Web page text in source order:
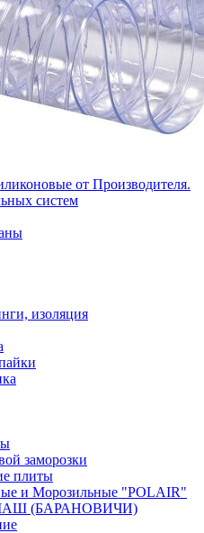
от Производителя.
систем
изоляция
заморозки
плиты
и Морозильные "POLAIR"
(БАРАНОВИЧИ)